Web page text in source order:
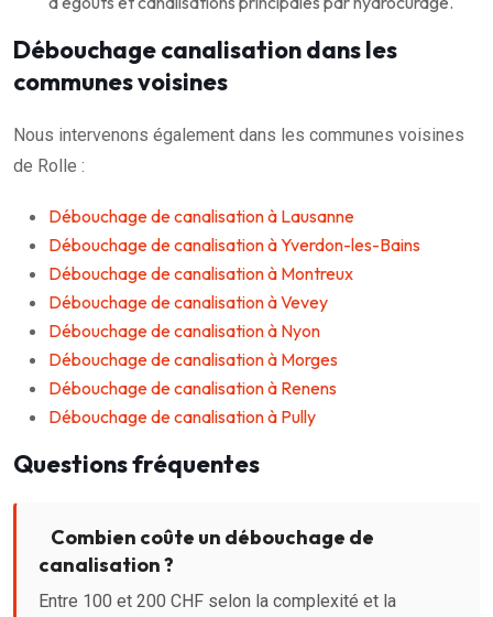
Débouchage canalisation dans les
communes voisines
Nous intervenons également dans les communes voisines
de Rolle :
Débouchage de canalisation à Lausanne
Débouchage de canalisation à Yverdon-les-Bains
Débouchage de canalisation à Montreux
Débouchage de canalisation à Vevey
Débouchage de canalisation à Nyon
Débouchage de canalisation à Morges
Débouchage de canalisation à Renens
Débouchage de canalisation à Pully
Questions fréquentes
Combien coûte un débouchage de
canalisation ?
Entre 100 et 200 CHF selon la complexité et la